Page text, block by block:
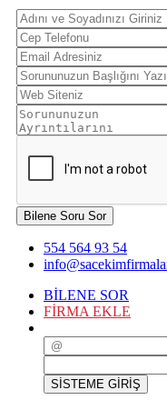
Bilene Soru Sor
554 564 93 54
BİLENE SOR
FİRMA EKLE
SİSTEME GİRİŞ